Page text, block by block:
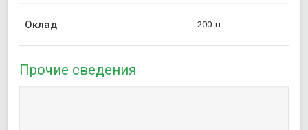
Оклад 200 тг.
Прочие сведения